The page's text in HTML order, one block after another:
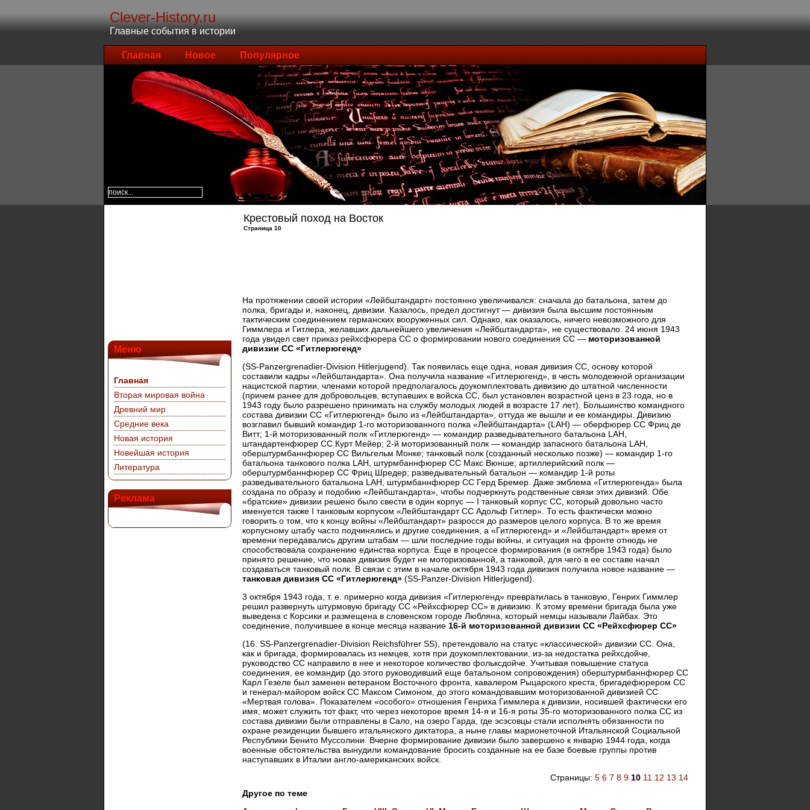
Clever-History.ru
Главные события в истории
Главная Новое Популярное
Меню
Главная
Вторая мировая война
Древний мир
Средние века
Новая история
Новейшая история
Литература
Реклама
Крестовый поход на Восток
Страница 10
На протяжении своей истории «Лейбштандарт» постоянно увеличивался: сначала до батальона, затем до
полка, бригады и, наконец, дивизии. Казалось, предел достигнут — дивизия была высшим постоянным
тактическим соединением германских вооруженных сил. Однако, как оказалось, ничего невозможного для
Гиммлера и Гитлера, желавших дальнейшего увеличения «Лейбштандарта», не существовало. 24 июня 1943
года увидел свет приказ рейхсфюрера СС о формировании нового соединения СС — моторизованной
дивизии СС «Гитлерюгенд»
(SS-Panzergrenadier-Division Hitlerjugend). Так появилась еще одна, новая дивизия СС, основу которой
составили кадры «Лейбштандарта». Она получила название «Гитлерюгенд», в честь молодежной организации
нацистской партии, членами которой предполагалось доукомплектовать дивизию до штатной численности
(причем ранее для добровольцев, вступавших в войска СС, был установлен возрастной ценз в 23 года, но в
1943 году было разрешено принимать на службу молодых людей в возрасте 17 лет). Большинство командного
состава дивизии СС «Гитлерюгенд» было из «Лейбштандарта», оттуда же вышли и ее командиры. Дивизию
возглавил бывший командир 1-го моторизованного полка «Лейбштандарта» (LAH) — оберфюрер СС Фриц де
Витт; 1-й моторизованный полк «Гитлерюгенд» — командир разведывательного батальона LAH,
штандартенфюрер СС Курт Мейер; 2-й моторизованный полк — командир запасного батальона LAH,
оберштурмбаннфюрер СС Вильгельм Монке; танковый полк (созданный несколько позже) — командир 1-го
батальона танкового полка LAH, штурмбаннфюрер СС Макс Вюнше; артиллерийский полк —
оберштурмбаннфюрер СС Фриц Шредер; разведывательный батальон — командир 1-й роты
разведывательного батальона LAH, штурмбаннфюрер СС Герд Бремер. Даже эмблема «Гитлерюгенда» была
создана по образу и подобию «Лейбштандарта», чтобы подчеркнуть родственные связи этих дивизий. Обе
«братские» дивизии решено было свести в один корпус — I танковый корпус СС, который довольно часто
именуется также I танковым корпусом «Лейбштандарт СС Адольф Гитлер». То есть фактически можно
говорить о том, что к концу войны «Лейбштандарт» разросся до размеров целого корпуса. В то же время
корпусному штабу часто подчинялись и другие соединения, а «Гитлерюгенд» и «Лейбштандарт» время от
времени передавались другим штабам — шли последние годы войны, и ситуация на фронте отнюдь не
способствовала сохранению единства корпуса. Еще в процессе формирования (в октябре 1943 года) было
принято решение, что новая дивизия будет не моторизованной, а танковой, для чего в ее составе начал
создаваться танковый полк. В связи с этим в начале октября 1943 года дивизия получила новое название —
танковая дивизия СС «Гитлерюгенд» (SS-Panzer-Division Hitlerjugend).
3 октября 1943 года, т. е. примерно когда дивизия «Гитлерюгенд» превратилась в танковую, Генрих Гиммлер
решил развернуть штурмовую бригаду СС «Рейхсфюрер СС» в дивизию. К этому времени бригада была уже
выведена с Корсики и размещена в словенском городе Любляна, который немцы называли Лайбах. Это
соединение, получившее в конце месяца название 16-й моторизованной дивизии СС «Рейхсфюрер СС»
(16. SS-Panzergrenadier-Division Reichsführer SS), претендовало на статус «классической» дивизии СС. Она,
как и бригада, формировалась из немцев, хотя при доукомплектовании, из-за недостатка рейхсдойче,
руководство СС направило в нее и некоторое количество фольксдойче. Учитывая повышение статуса
соединения, ее командир (до этого руководивший еще батальоном сопровождения) оберштурмбаннфюрер СС
Карл Гезеле был заменен ветераном Восточного фронта, кавалером Рыцарского креста, бригадефюрером СС
и генерал-майором войск СС Максом Симоном, до этого командовавшим моторизованной дивизией СС
«Мертвая голова». Показателем «особого» отношения Генриха Гиммлера к дивизии, носившей фактически его
имя, может служить тот факт, что через некоторое время 14-я и 16-я роты 35-го моторизованного полка СС из
состава дивизии были отправлены в Сало, на озеро Гарда, где эсэсовцы стали исполнять обязанности по
охране резиденции бывшего итальянского диктатора, а ныне главы марионеточной Итальянской Социальной
Республики Бенито Муссолини. Вчерне формирование дивизии было завершено к январю 1944 года, когда
военные обстоятельства вынудили командование бросить созданные на ее базе боевые группы против
наступавших в Италии англо-американских войск.
Страницы: 5 6 7 8 9 10 11 12 13 14
Другое по теме